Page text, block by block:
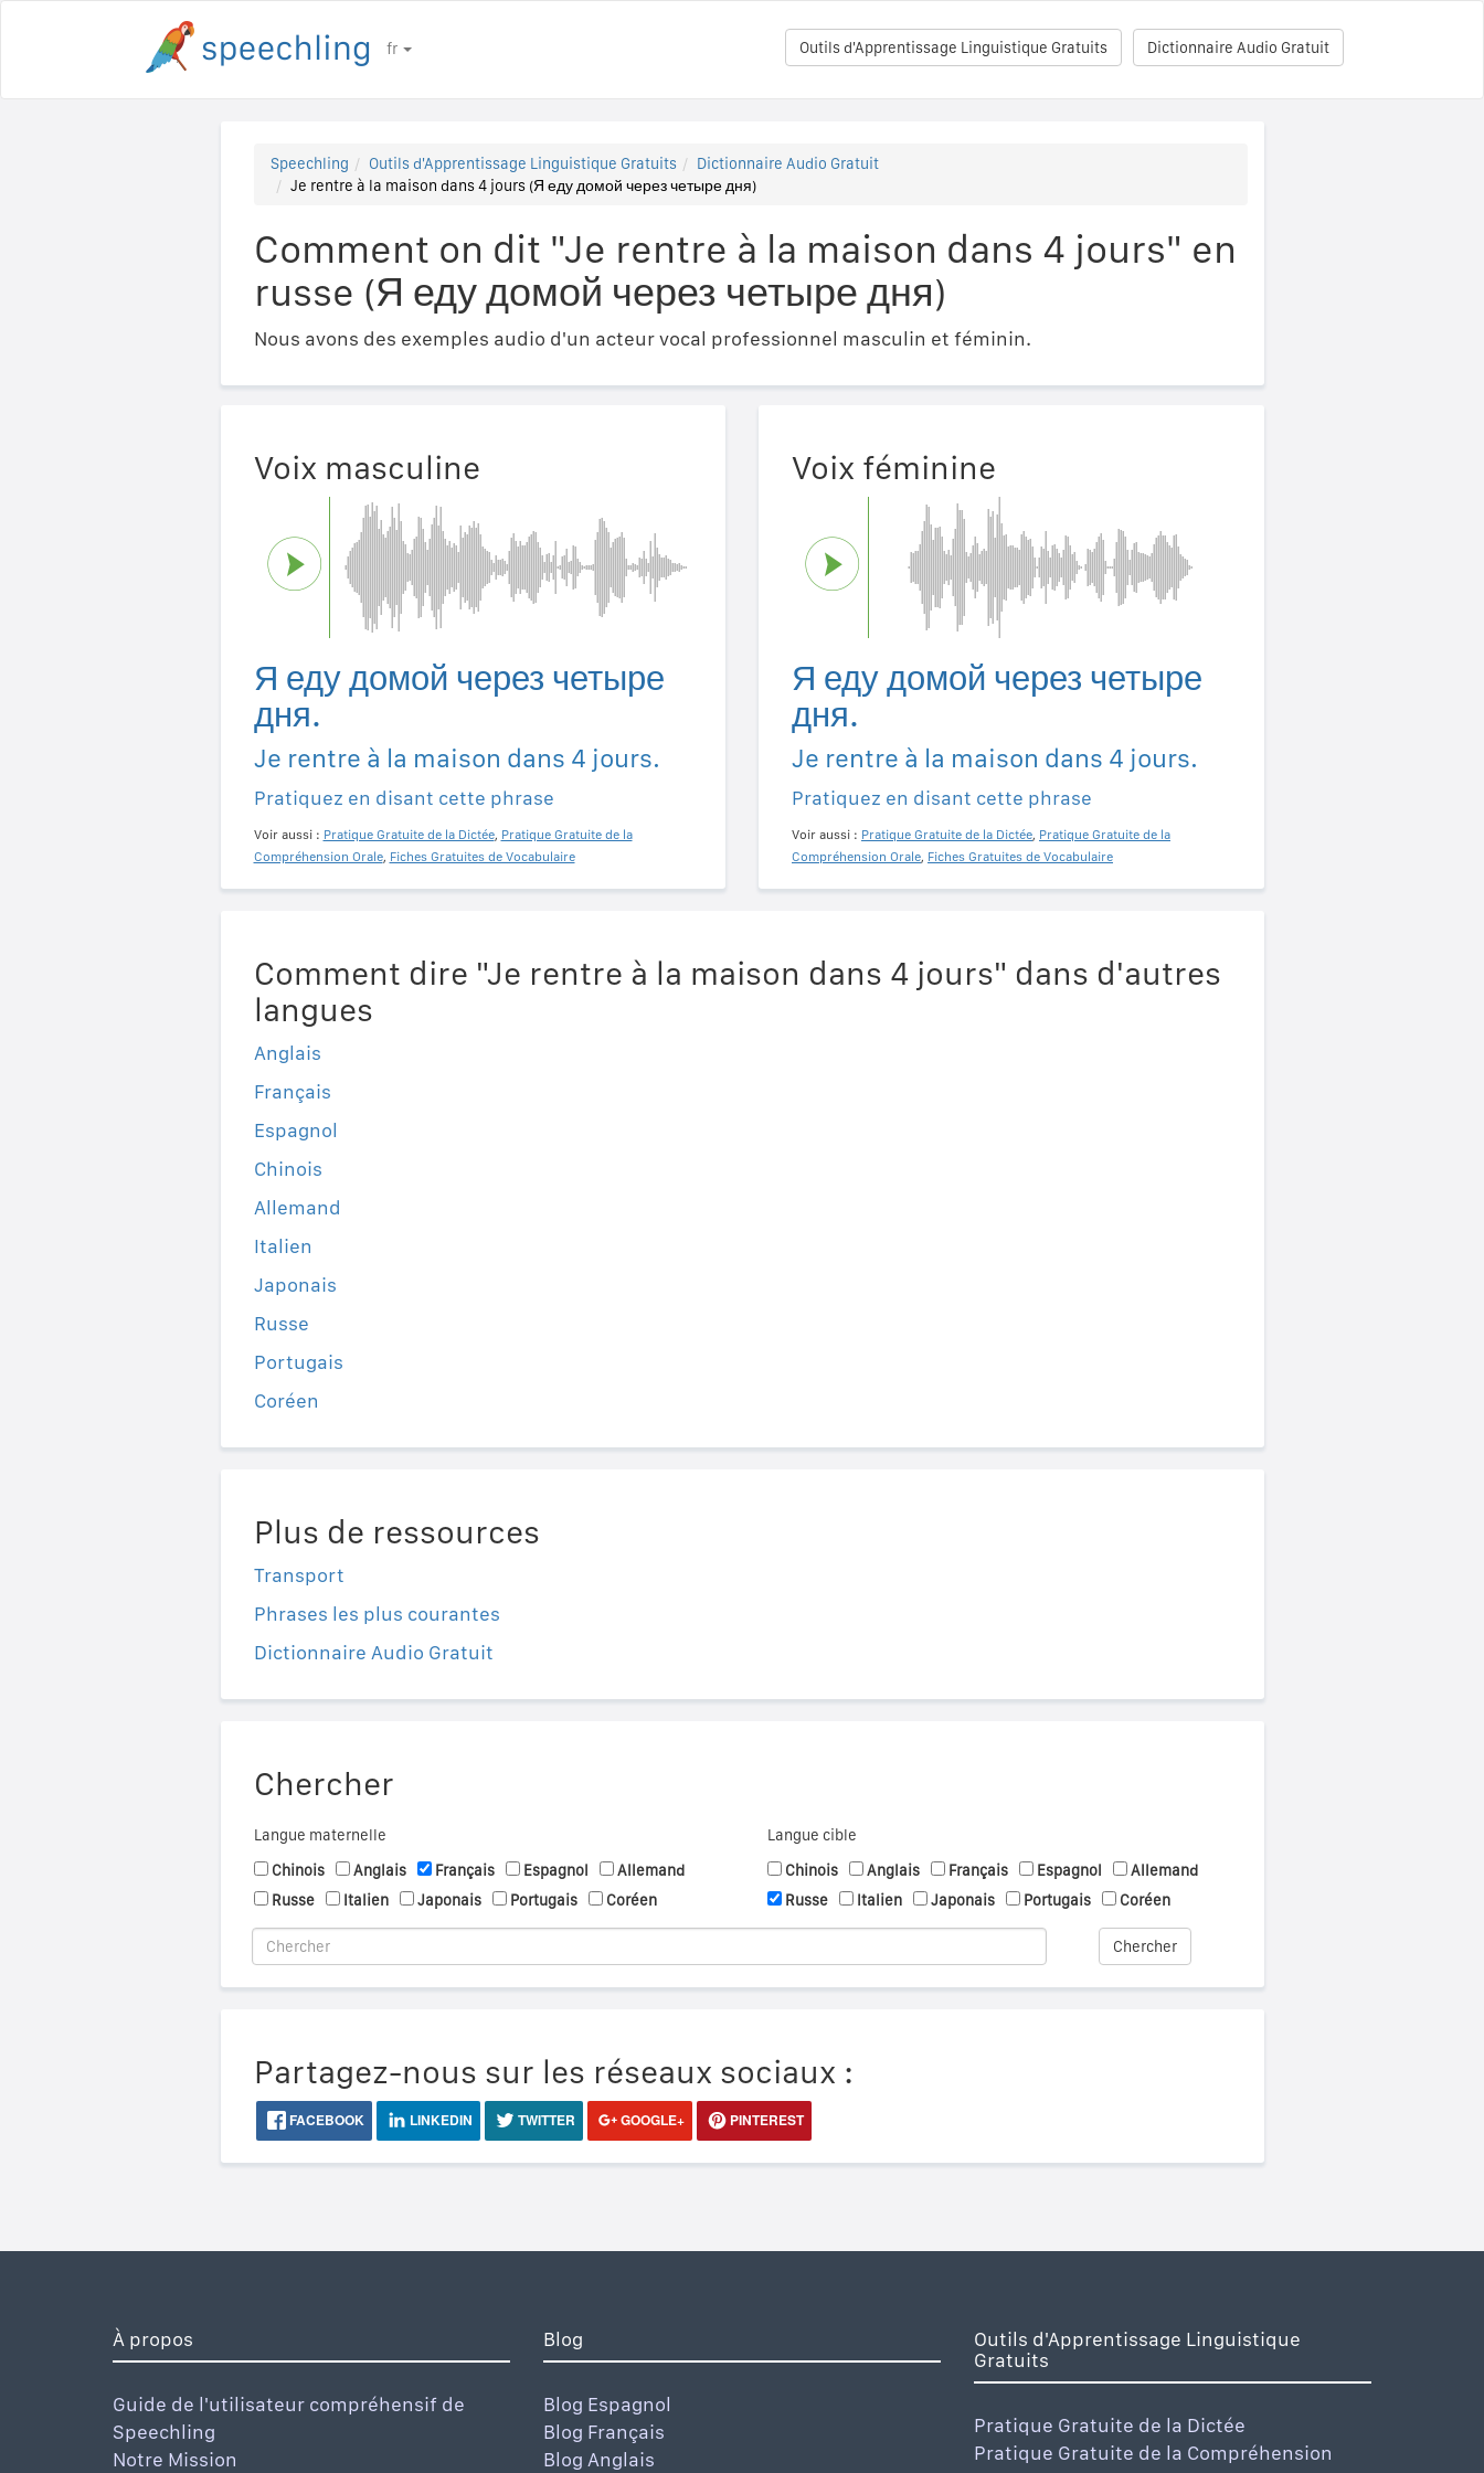
fr Dictionnaire Audio Gratuit
Outils d'Apprentissage Linguistique Gratuits
Speechling Outils d'Apprentissage Linguistique Gratuits
Dictionnaire Audio Gratuit
Je rentre à la maison dans 4 jours (Я еду домой через четыре дня)
Comment on dit "Je rentre à la maison dans 4 jours" en
russe (Я еду домой через четыре дня)
Nous avons des exemples audio d'un acteur vocal professionnel masculin et féminin.
Voix masculine
Я еду домой через четыре
дня.
Je rentre à la maison dans 4 jours.
Pratiquez en disant cette phrase
Voir aussi : Pratique Gratuite de la Dictée, Pratique Gratuite de la
Compréhension Orale, Fiches Gratuites de Vocabulaire
Voix féminine
Я еду домой через четыре
дня.
Je rentre à la maison dans 4 jours.
Pratiquez en disant cette phrase
Voir aussi : Pratique Gratuite de la Dictée, Pratique Gratuite de la
Compréhension Orale, Fiches Gratuites de Vocabulaire
Comment dire "Je rentre à la maison dans 4 jours" dans d'autres
langues
Anglais
Français
Espagnol
Chinois
Allemand
Italien
Japonais
Russe
Portugais
Coréen
Plus de ressources
Transport
Phrases les plus courantes
Dictionnaire Audio Gratuit
Chercher
Langue maternelle
Chinois
Anglais Français Espagnol
Allemand
Russe
Italien Japonais Portugais Coréen
Langue cible
Chinois
Anglais Français Espagnol
Allemand
Russe
Italien Japonais Portugais Coréen
Chercher
Partagez-nous sur les réseaux sociaux :
FACEBOOK LINKEDIN TWITTER GOOGLE+ PINTEREST
À propos
Guide de l'utilisateur compréhensif de
Speechling
Notre Mission
Blog
Blog Espagnol
Blog Français
Blog Anglais
Outils d'Apprentissage Linguistique
Gratuits
Pratique Gratuite de la Dictée
Pratique Gratuite de la Compréhension